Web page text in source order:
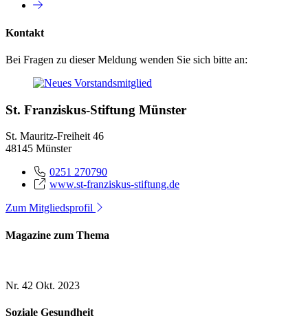
Kontakt
Bei Fragen zu dieser Meldung wenden Sie sich bitte an:
St. Franziskus-Stiftung Münster
St. Mauritz-Freiheit 46
48145 Münster
0251 270790
www.st-franziskus-stiftung.de
Zum Mitgliedsprofil
Magazine zum Thema
Nr. 42 Okt. 2023
Soziale Gesundheit